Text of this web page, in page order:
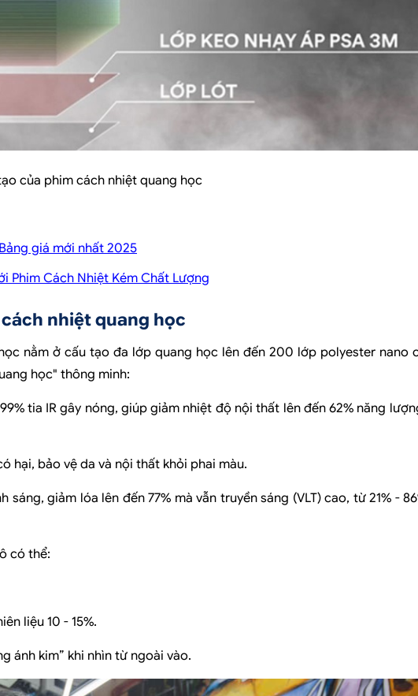
của phim cách nhiệt quang học
giá mới nhất 2025
Phim Cách Nhiệt Kém Chất Lượng
nhiệt quang học
nằm ở cấu tạo đa lớp quang học lên đến 200 lớp polyester nano
học" thông minh:
tia IR gây nóng, giúp giảm nhiệt độ nội thất lên đến 62% năng
hại, bảo vệ da và nội thất khỏi phai màu.
sáng, giảm lóa lên đến 77% mà vẫn truyền sáng (VLT) cao, từ 21% -
có thể:
liệu 10 - 15%.
ánh kim” khi nhìn từ ngoài vào.